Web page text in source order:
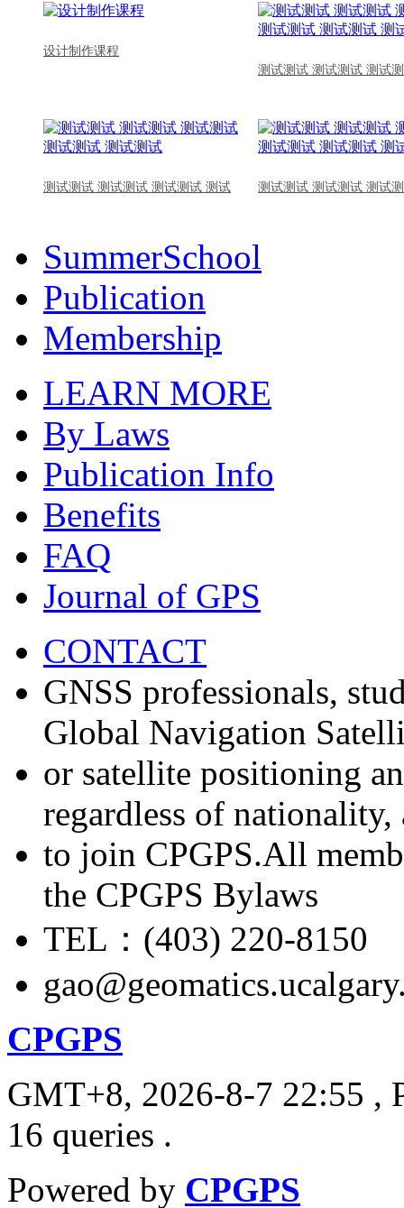
设计制作课程
测试测试 测试测试 测试
测试测试 测试测试 测试测试 测试 测试测试 测试测试 测试
SummerSchool
Publication
Membership
LEARN MORE
By Laws
Publication Info
Benefits
FAQ
Journal of GPS
CONTACT
GNSS professionals,
Global Navigation
or satellite positioning
regardless of nationality,
to join CPGPS.All
the CPGPS Bylaws
TEL：(403) 220-8150
CPGPS
GMT+8, 2026-8-7 22:55 ,
16 queries .
Powered by CPGPS